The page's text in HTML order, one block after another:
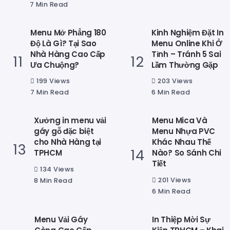
7 Min Read
Menu Mở Phẳng 180
Độ Là Gì? Tại Sao
Nhà Hàng Cao Cấp
Ưa Chuộng?
199 Views
7 Min Read
Kinh Nghiệm Đặt In
Menu Online Khi Ở
Tỉnh – Tránh 5 Sai
Lầm Thường Gặp
203 Views
6 Min Read
Xưởng in menu vải
gáy gỗ đặc biệt
cho Nhà Hàng tại
TPHCM
134 Views
8 Min Read
Menu Mica Và
Menu Nhựa PVC
Khác Nhau Thế
Nào? So Sánh Chi
Tiết
201 Views
6 Min Read
Menu Vải Gáy
In Thiệp Mời Sự